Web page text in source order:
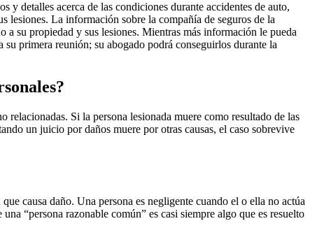
y detalles acerca de las condiciones durante accidentes de auto,
lesiones. La información sobre la compañía de seguros de la
a su propiedad y sus lesiones. Mientras más información le pueda
primera reunión; su abogado podrá conseguirlos durante la
relacionadas. Si la persona lesionada muere como resultado de las
un juicio por daños muere por otras causas, el caso sobrevive
causa daño. Una persona es negligente cuando el o ella no actúa
“persona razonable común” es casi siempre algo que es resuelto